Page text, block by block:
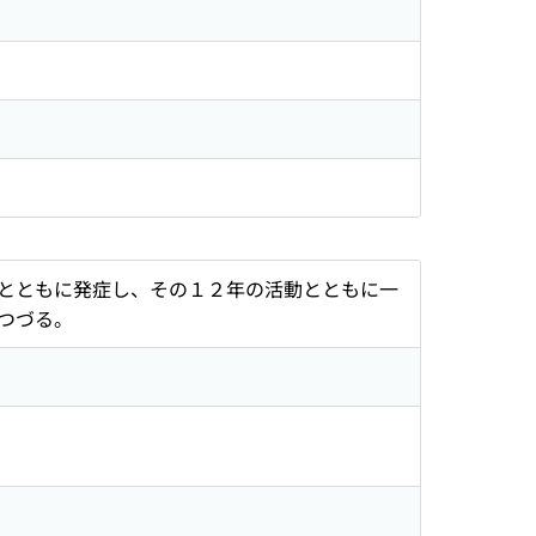
もに発症し、その１２年の活動とともに一
る。